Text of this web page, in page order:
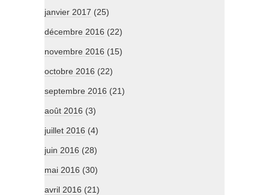
janvier 2017 (25)
décembre 2016 (22)
novembre 2016 (15)
octobre 2016 (22)
septembre 2016 (21)
août 2016 (3)
juillet 2016 (4)
juin 2016 (28)
mai 2016 (30)
avril 2016 (21)